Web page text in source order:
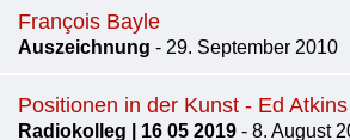
François Bayle
Auszeichnung - 29. September 2010
Positionen in der Kunst - Ed Atkins
Radiokolleg | 16 05 2019 - 8. August